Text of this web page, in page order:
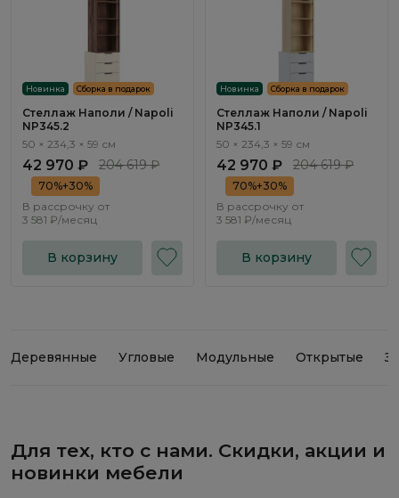
Новинка Сборка в подарок
Стеллаж Наполи / Napoli
NP345.2
50 × 234,3 × 59 см
42 970 ₽ 204 619 ₽
70%+30%
В рассрочку от
3 581 ₽/месяц
В корзину
Новинка Сборка в подарок
Стеллаж Наполи / Napoli
NP345.1
50 × 234,3 × 59 см
42 970 ₽ 204 619 ₽
70%+30%
В рассрочку от
3 581 ₽/месяц
В корзину
Деревянные Угловые Модульные Открытые
Для тех, кто с нами. Скидки, акции и
новинки мебели